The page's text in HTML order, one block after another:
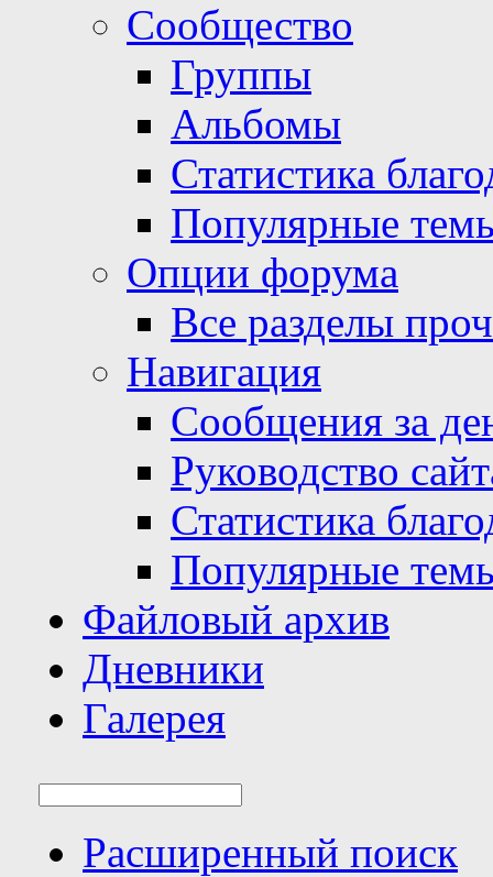
Сообщество
Группы
Альбомы
Статистика
Популярные
Опции форума
Все разделы
Навигация
Сообщения за
Руководство
Статистика
Популярные
Файловый архив
Дневники
Галерея
Расширенный поиск